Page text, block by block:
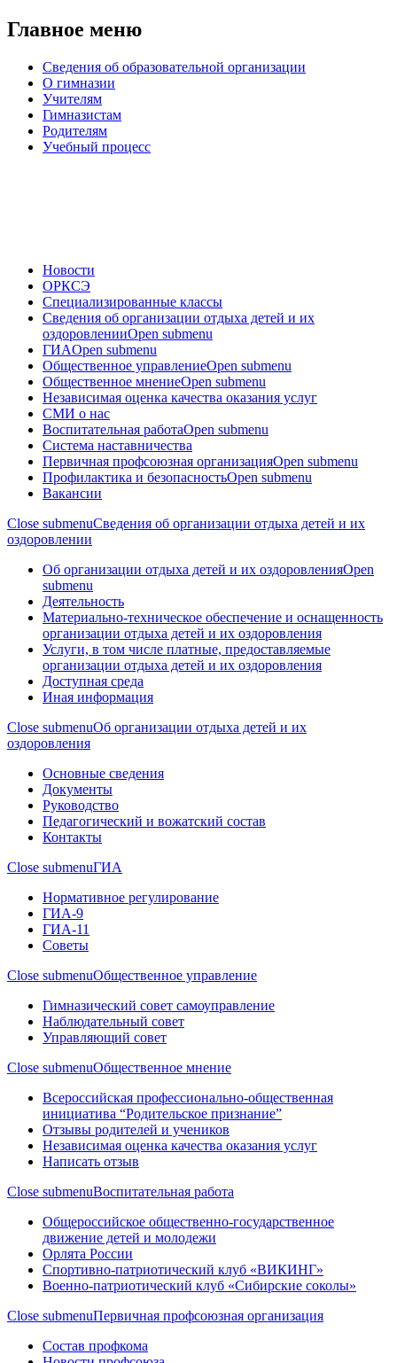
Главное меню
Сведения об образовательной организации
О гимназии
Учителям
Гимназистам
Родителям
Учебный процесс
Новости
ОРКСЭ
Специализированные классы
Сведения об организации отдыха детей и их
оздоровленииOpen submenu
ГИАOpen submenu
Общественное управлениеOpen submenu
Общественное мнениеOpen submenu
Независимая оценка качества оказания услуг
СМИ о нас
Воспитательная работаOpen submenu
Система наставничества
Первичная профсоюзная организацияOpen submenu
Профилактика и безопасностьOpen submenu
Вакансии
Close submenuСведения об организации отдыха детей и их
оздоровлении
Об организации отдыха детей и их оздоровленияOpen
submenu
Деятельность
Материально-техническое обеспечение и оснащенность
организации отдыха детей и их оздоровления
Услуги, в том числе платные, предоставляемые
организации отдыха детей и их оздоровления
Доступная среда
Иная информация
Close submenuОб организации отдыха детей и их
оздоровления
Основные сведения
Документы
Руководство
Педагогический и вожатский состав
Контакты
Close submenuГИА
Нормативное регулирование
ГИА-9
ГИА-11
Советы
Close submenuОбщественное управление
Гимназический совет самоуправление
Наблюдательный совет
Управляющий совет
Close submenuОбщественное мнение
Всероссийская профессионально-общественная
инициатива “Родительское признание”
Отзывы родителей и учеников
Независимая оценка качества оказания услуг
Написать отзыв
Close submenuВоспитательная работа
Общероссийское общественно-государственное
движение детей и молодежи
Орлята России
Спортивно-патриотический клуб «ВИКИНГ»
Военно-патриотический клуб «Сибирские соколы»
Close submenuПервичная профсоюзная организация
Состав профкома